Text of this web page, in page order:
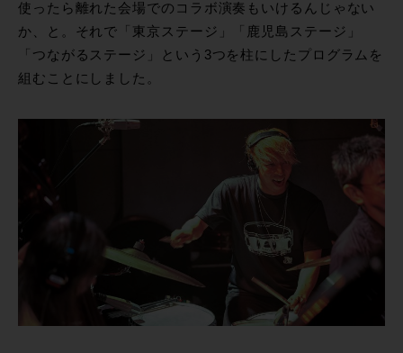
使ったら離れた会場でのコラボ演奏もいけるんじゃない
か、と。それで「東京ステージ」「鹿児島ステージ」
「つながるステージ」という3つを柱にしたプログラムを
組むことにしました。